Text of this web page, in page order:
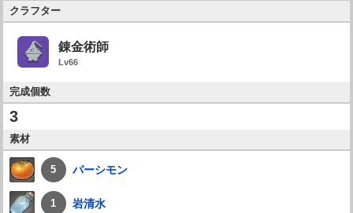
クラフター
錬金術師
Lv66
完成個数
3
素材
5 パーシモン
1 岩清水